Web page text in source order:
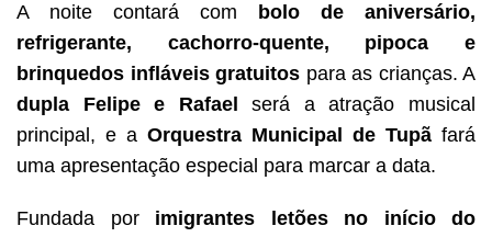
A noite contará com
bolo de aniversário,
refrigerante, cachorro-quente, pipoca e
brinquedos infláveis gratuitos para as crianças. A
dupla Felipe e Rafael
será a atração musical
principal, e a Orquestra Municipal de Tupã fará
uma apresentação especial para marcar a data.
Fundada por imigrantes letões no início do